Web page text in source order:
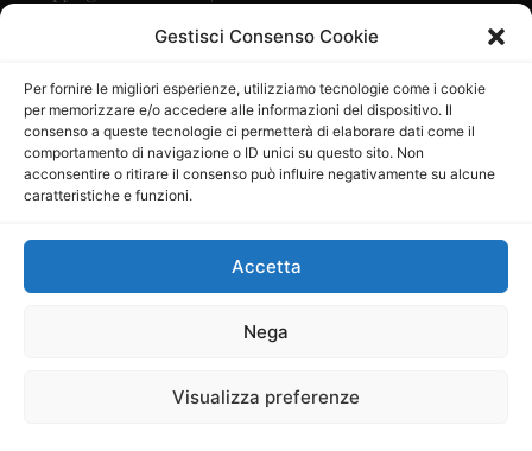
Gestisci Consenso Cookie
Per fornire le migliori esperienze, utilizziamo tecnologie come i cookie
per memorizzare e/o accedere alle informazioni del dispositivo. Il
consenso a queste tecnologie ci permetterà di elaborare dati come il
comportamento di navigazione o ID unici su questo sito. Non
acconsentire o ritirare il consenso può influire negativamente su alcune
caratteristiche e funzioni.
Accetta
Nega
Visualizza preferenze
29/09/2015
Direttore Editoriale: Maurizio Scaglione
Direttore Responsabile: Maria Calabrese
P.IVA: 06334930820
Mercurio Comunicazione Società Cooperativa a r.l. è
iscritta al Registro degli Operatori di Comunicazione al
Sito gestito daLa Digitale srl–info@ladigitale.it